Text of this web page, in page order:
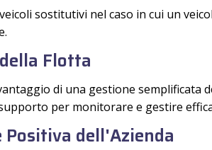
sostitutivi nel caso in cui un
Flotta
di una gestione
per monitorare e gestire
dell'Azienda